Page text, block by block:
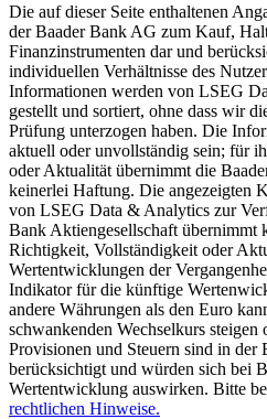
Die auf dieser Seite enthaltenen
der Baader Bank AG zum Kauf,
Finanzinstrumenten dar und
individuellen Verhältnisse des
Informationen werden von LSEG
gestellt und sortiert, ohne dass wir
Prüfung unterzogen haben. Die
aktuell oder unvollständig sein; für
oder Aktualität übernimmt die
keinerlei Haftung. Die angezeigten
von LSEG Data & Analytics zur
Bank Aktiengesellschaft übernimmt
Richtigkeit, Vollständigkeit oder
Wertentwicklungen der
Indikator für die künftige
andere Währungen als den Euro
schwankenden Wechselkurs
Provisionen und Steuern sind in der
berücksichtigt und würden sich bei
Wertentwicklung auswirken. Bitte
rechtlichen Hinweise.